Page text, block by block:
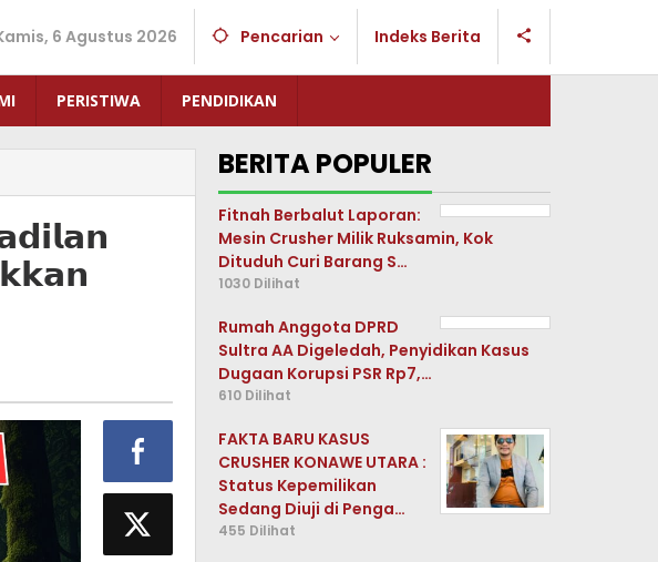
6 Agustus 2026 Pencarian Indeks Berita
PERISTIWA PENDIDIKAN
BERITA POPULER
Fitnah Berbalut Laporan:
Mesin Crusher Milik Ruksamin, Kok
Dituduh Curi Barang S…
1030 Dilihat
Rumah Anggota DPRD
Sultra AA Digeledah, Penyidikan Kasus
Dugaan Korupsi PSR Rp7,…
610 Dilihat
FAKTA BARU KASUS
CRUSHER KONAWE UTARA :
Status Kepemilikan
Sedang Diuji di Penga…
455 Dilihat